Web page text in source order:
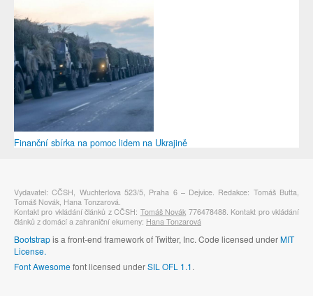
Finanční sbírka na pomoc lidem na Ukrajině
Vydavatel: CČSH, Wuchterlova 523/5, Praha 6 – Dejvice. Redakce: Tomáš Butta,
Tomáš Novák, Hana Tonzarová.
Kontakt pro vkládání článků z CČSH: Tomáš Novák 776478488. Kontakt pro vkládání
článků z domácí a zahraniční ekumeny: Hana Tonzarová
Bootstrapis a front-end framework of Twitter, Inc. Code licensed underMIT
License.
Font Awesomefont licensed underSIL OFL 1.1.